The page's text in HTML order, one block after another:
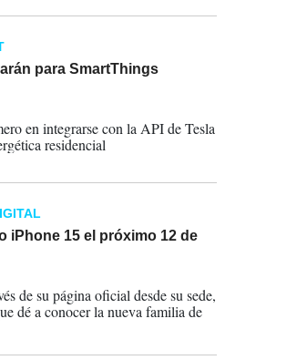
para SmartThings
en integrarse con la API de Tesla
residencial
iPhone 15 el próximo 12 de
de su página oficial desde su sede,
dé a conocer la nueva familia de